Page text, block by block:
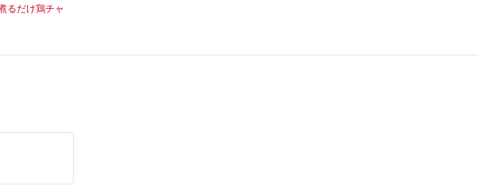
るだけ鶏チャ